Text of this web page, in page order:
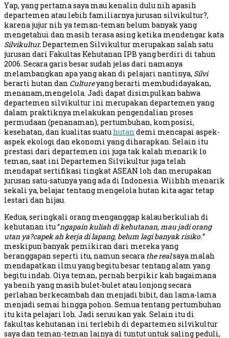
Yap, yang pertama saya mau kenalin dulu nih apasih
departemen atau lebih familiarnya jurusan silvikultur?,
karena jujur nih ya teman-teman belum banyak yang
mengetahui dan masih terasa asing ketika mendengar kata
Silvikultur.Departemen Silvikultur merupakan salah satu
jurusan dari Fakultas Kehutanan IPB yang berdiri di tahun
2006. Secara garis besar sudah jelas dari namanya
melambangkan apa yang akan di pelajari nantinya, Silvi
berarti hutan dan Cultureyang berarti membudidayakan,
menanam,mengelola. Jadi dapat disimpulkan bahwa
departemen silvikultur ini merupakan departemen yang
dalam praktiknya melakukan pengendalian proses
permudaan (penanaman), pertumbuhan, komposisi,
kesehatan, dan kualitas suatu hutan demi mencapai aspek-
aspek ekologi dan ekonomi yang diharapkan. Selain itu
prestasi dari departemen ini juga tak kalah menarik lo
teman, saat ini Departemen Silvikultur juga telah
mendapat sertifikasi tingkat ASEAN loh dan merupakan
jurusan satu-satunya yang ada di Indonesia. Wiihhh menarik
sekali ya, belajar tentang mengelola hutan kita agar tetap
lestari dan hijau.
Kedua, seringkali orang menganggap kalau berkuliah di
kehutanan itu “ngapain kuliah di kehutanan, mau jadi orang
utan ya?capek ah kerja di lapang, belum lagi banyak risiko.’’
meskipun banyak pemikiran dari mereka yang
beranggapan seperti itu, namun secara the realsaya malah
mendapatkan ilmu yang begitu besar tentang alam yang
begitu indah. Oiya teman, pernah berpikir kah bagaimana
ya benih yang masih bulet-bulet atau lonjong secara
perlahan berkecambah dan menjadi bibit, dan lama-lama
menjadi semai hingga pohon. Semua tentang pertumbuhan
itu kita pelajari loh. Jadi seruu kan yak. Selain itu di
fakultas kehutanan ini terlebih di departemen silvikultur
saya dan teman-teman lainya di tuntut untuk saling peduli,